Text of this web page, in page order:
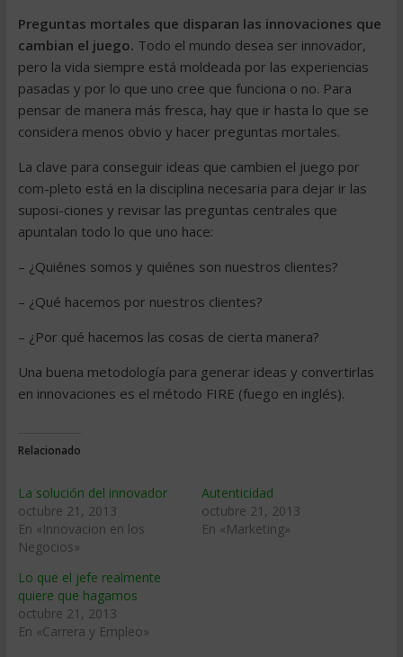
Preguntas mortales que disparan las innovaciones que
cambian el juego. Todo el mundo desea ser innovador,
pero la vida siempre está moldeada por las experiencias
pasadas y por lo que uno cree que funciona o no. Para
pensar de manera más fresca, hay que ir hasta lo que se
considera menos obvio y hacer preguntas mortales.
La clave para conseguir ideas que cambien el juego por
com-pleto está en la disciplina necesaria para dejar ir las
suposi-ciones y revisar las preguntas centrales que
apuntalan todo lo que uno hace:
– ¿Quiénes somos y quiénes son nuestros clientes?
– ¿Qué hacemos por nuestros clientes?
– ¿Por qué hacemos las cosas de cierta manera?
Una buena metodología para generar ideas y convertirlas
en innovaciones es el método FIRE (fuego en inglés).
Relacionado
La solución del innovador
octubre 21, 2013
En «Innovacion en los
Negocios»
Autenticidad
octubre 21, 2013
En «Marketing»
Lo que el jefe realmente
quiere que hagamos
octubre 21, 2013
En «Carrera y Empleo»